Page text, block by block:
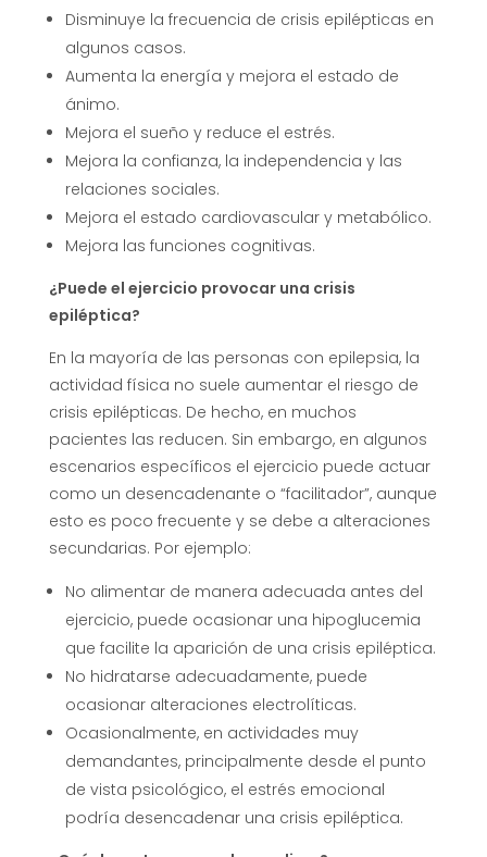
Disminuye la frecuencia de crisis epilépticas en
algunos casos.
Aumenta la energía y mejora el estado de
ánimo.
Mejora el sueño y reduce el estrés.
Mejora la confianza, la independencia y las
relaciones sociales.
Mejora el estado cardiovascular y metabólico.
Mejora las funciones cognitivas.
¿Puede el ejercicio provocar una crisis
epiléptica?
En la mayoría de las personas con epilepsia, la
actividad física no suele aumentar el riesgo de
crisis epilépticas. De hecho, en muchos
pacientes las reducen. Sin embargo, en algunos
escenarios específicos el ejercicio puede actuar
como un desencadenante o “facilitador”, aunque
esto es poco frecuente y se debe a alteraciones
secundarias. Por ejemplo:
No alimentar de manera adecuada antes del
ejercicio, puede ocasionar una hipoglucemia
que facilite la aparición de una crisis epiléptica.
No hidratarse adecuadamente, puede
ocasionar alteraciones electrolíticas.
Ocasionalmente, en actividades muy
demandantes, principalmente desde el punto
de vista psicológico, el estrés emocional
podría desencadenar una crisis epiléptica.